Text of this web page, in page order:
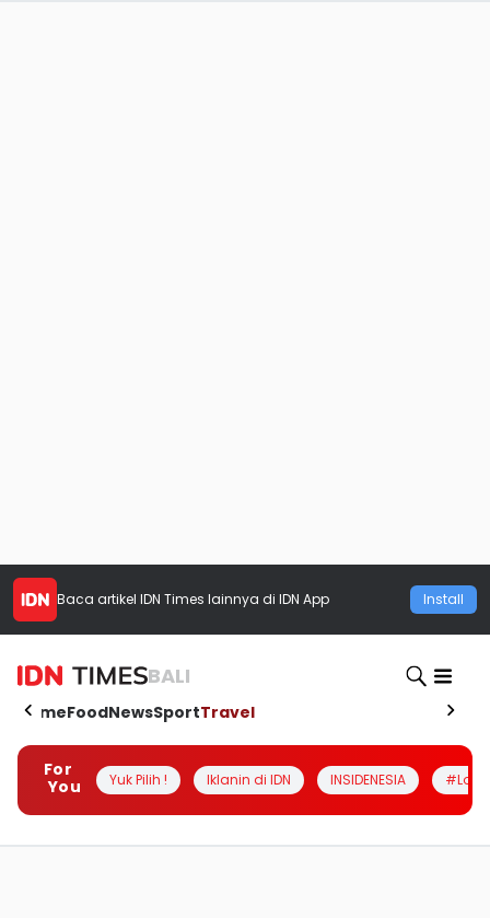
Baca artikel IDN Times lainnya di IDN App Install
BALI
HomeFoodNewsSportTravel
For
You
Yuk Pilih ! Iklanin di IDN INSIDENESIA